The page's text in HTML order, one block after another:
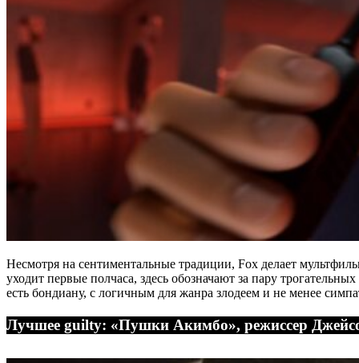
Несмотря на сентиментальные традиции, Fox делает
уходит первые полчаса, здесь обозначают за пару
есть бондиану, с логичным для жанра злодеем и не менее
Лучшее guilty: «Пушки Акимбо», режиссер